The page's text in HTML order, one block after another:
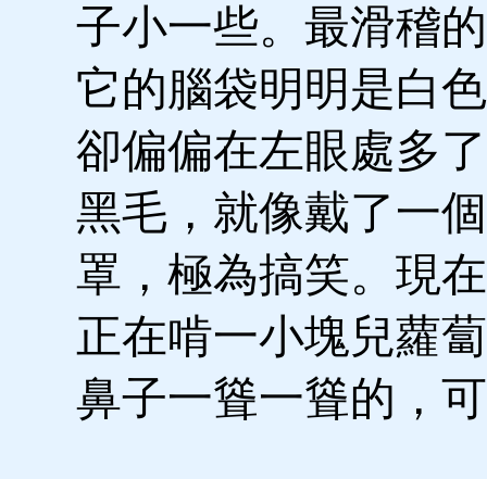
子小一些。最滑稽
它的腦袋明明是白
卻偏偏在左眼處多
黑毛，就像戴了一
罩，極為搞笑。現
正在啃一小塊兒蘿
鼻子一聳一聳的，